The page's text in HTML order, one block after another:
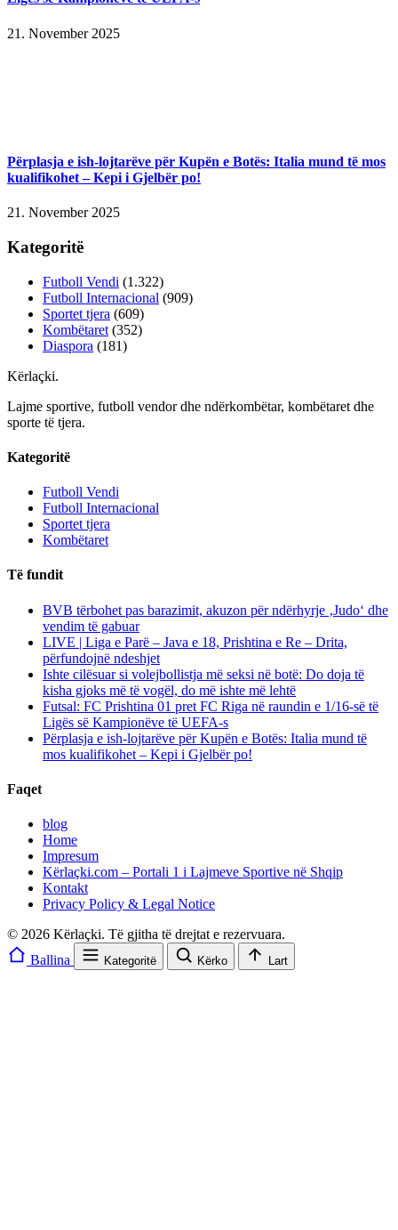
21. November 2025
Përplasja e ish-lojtarëve për Kupën e Botës: Italia mund të mos
kualifikohet – Kepi i Gjelbër po!
21. November 2025
Kategoritë
Futboll Vendi (1.322)
Futboll Internacional (909)
Sportet tjera (609)
Kombëtaret (352)
Diaspora (181)
Kërlaçki.
Lajme sportive, futboll vendor dhe ndërkombëtar, kombëtaret dhe
sporte të tjera.
Kategoritë
Futboll Vendi
Futboll Internacional
Sportet tjera
Kombëtaret
Të fundit
BVB tërbohet pas barazimit, akuzon për ndërhyrje ‚Judo‘ dhe
vendim të gabuar
LIVE | Liga e Parë – Java e 18, Prishtina e Re – Drita,
përfundojnë ndeshjet
Ishte cilësuar si volejbollistja më seksi në botë: Do doja të
kisha gjoks më të vogël, do më ishte më lehtë
Futsal: FC Prishtina 01 pret FC Riga në raundin e 1/16-së të
Ligës së Kampionëve të UEFA-s
Përplasja e ish-lojtarëve për Kupën e Botës: Italia mund të
mos kualifikohet – Kepi i Gjelbër po!
Faqet
blog
Home
Impresum
Kërlaçki.com – Portali 1 i Lajmeve Sportive në Shqip
Kontakt
Privacy Policy & Legal Notice
© 2026 Kërlaçki. Të gjitha të drejtat e rezervuara.
Ballina
Kategoritë Kërko Lart